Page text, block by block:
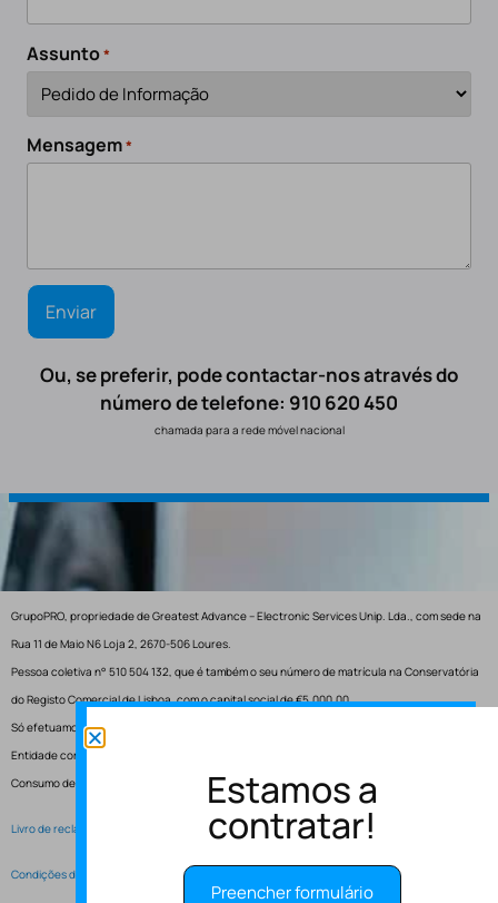
Assunto*
Mensagem*
Ou, se preferir, pode contactar-nos através do
número de telefone: 910 620 450
chamada para a rede móvel nacional
GrupoPRO, propriedade de Greatest Advance – Electronic Services Unip. Lda., com sede na
Rua 11 de Maio N6 Loja 2, 2670-506 Loures.
Pessoa coletiva n° 510 504 132, que é também o seu número de matrícula na Conservatória
do Registo Comercial de Lisboa, com o capital social de €5.000,00.
Só efetuamos entregas em Portugal.
Entidade competente para resolução de conflitos – Centro de Arbitragem de Conflitos de
Consumo de Lisboa.
Livro de reclamações electrónico
Condições de Serviço
Estamos a
contratar!
Preencher formulário